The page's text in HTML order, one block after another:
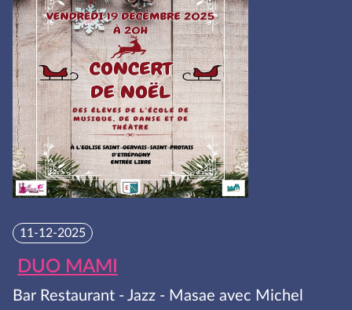
11-12-2025
DUO MAMI
Bar Restaurant - Jazz - Masae avec Michel